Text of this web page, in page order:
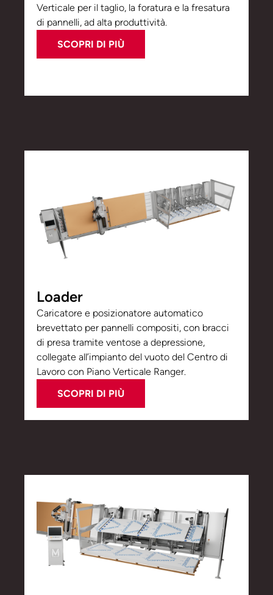
Verticale per il taglio, la foratura e la fresatura
di pannelli, ad alta produttività.
SCOPRI DI PIÙ
Loader
Caricatore e posizionatore automatico
brevettato per pannelli compositi, con bracci
di presa tramite ventose a depressione,
collegate all’impianto del vuoto del Centro di
Lavoro con Piano Verticale Ranger.
SCOPRI DI PIÙ